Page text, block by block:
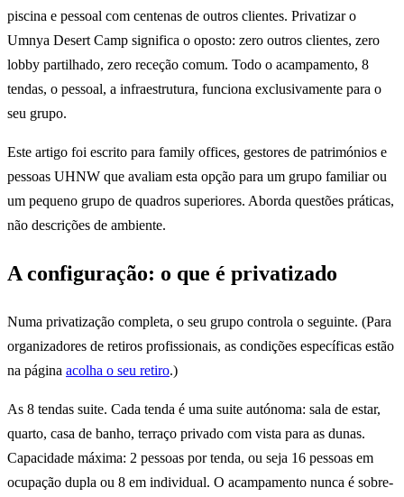
piscina e pessoal com centenas de outros clientes. Privatizar o
Umnya Desert Camp significa o oposto: zero outros clientes, zero
lobby partilhado, zero receção comum. Todo o acampamento, 8
tendas, o pessoal, a infraestrutura, funciona exclusivamente para o
seu grupo.
Este artigo foi escrito para family offices, gestores de patrimónios e
pessoas UHNW que avaliam esta opção para um grupo familiar ou
um pequeno grupo de quadros superiores. Aborda questões práticas,
não descrições de ambiente.
A configuração: o que é privatizado
Numa privatização completa, o seu grupo controla o seguinte. (Para
organizadores de retiros profissionais, as condições específicas estão
na página acolha o seu retiro.)
As 8 tendas suite. Cada tenda é uma suite autónoma: sala de estar,
quarto, casa de banho, terraço privado com vista para as dunas.
Capacidade máxima: 2 pessoas por tenda, ou seja 16 pessoas em
ocupação dupla ou 8 em individual. O acampamento nunca é sobre-